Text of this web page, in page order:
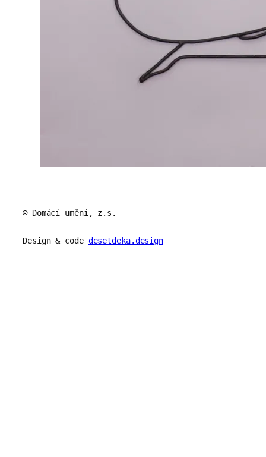
© Domácí umění, z.s.
Design & code desetdeka.design